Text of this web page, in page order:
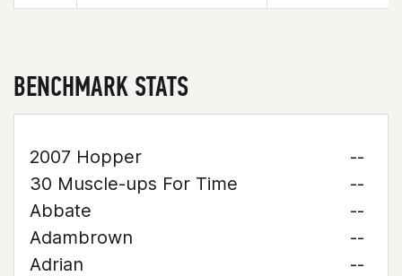
BENCHMARK STATS
2007 Hopper
--
30 Muscle-ups For Time
--
Abbate
--
Adambrown
--
Adrian
--